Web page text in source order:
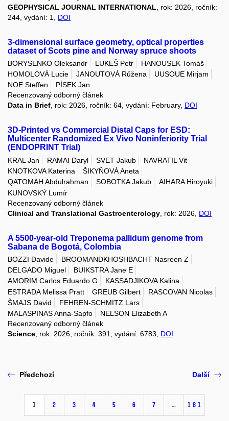
GEOPHYSICAL JOURNAL INTERNATIONAL , rok: 2026, ročník:
244, vydání: 1, DOI
3-dimensional surface geometry, optical properties
dataset of Scots pine and Norway spruce shoots
BORYSENKO Oleksandr LUKEŠ Petr
HANOUSEK Tomáš
HOMOLOVÁ Lucie
JANOUTOVÁ Růžena
UUSOUE Mirjam
NOE Steffen
PÍSEK Jan
Recenzovaný odborný článek
Data in Brief, rok: 2026, ročník: 64, vydání: February, DOI
3D-Printed vs Commercial Distal Caps for ESD:
Multicenter Randomized Ex Vivo Noninferiority Trial
(ENDOPRINT Trial)
KRAL Jan RAMAI Daryl SVET Jakub
NAVRATIL Vit
KNOTKOVA Katerina
ŠIKYŇOVÁ Aneta
QATOMAH Abdulrahman
SOBOTKA Jakub
AIHARA Hiroyuki
KUNOVSKÝ Lumír
Recenzovaný odborný článek
Clinical and Translational Gastroenterology , rok: 2026, DOI
A 5500-year-old Treponema pallidum genome from
Sabana de Bogotá, Colombia
BOZZI Davide
BROOMANDKHOSHBACHT Nasreen Z
DELGADO Miguel
BUIKSTRA Jane E
AMORIM Carlos Eduardo G
KASSADJIKOVA Kalina
ESTRADA Melissa Pratt
GREUB Gilbert
RASCOVAN Nicolas
ŠMAJS David
FEHREN-SCHMITZ Lars
MALASPINAS Anna-Sapfo
NELSON Elizabeth A
Recenzovaný odborný článek
Science, rok: 2026, ročník: 391, vydání: 6783, DOI
Předchozí
1 2 3 4 5 6 7 … 181
Další